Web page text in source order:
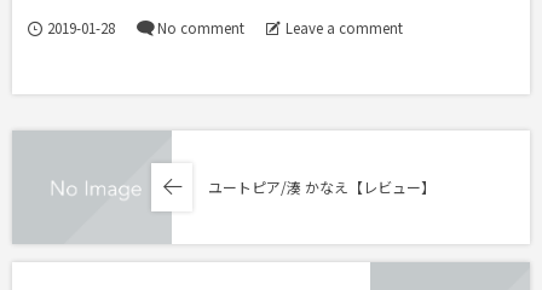
2019-01-28 No comment Leave a comment
ユートピア/湊 かなえ【レビュー】